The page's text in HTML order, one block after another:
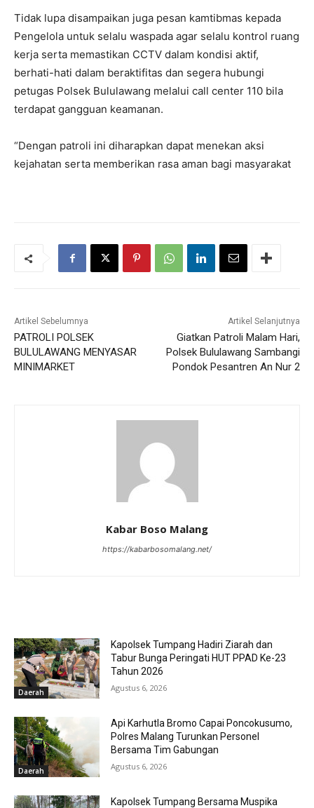
Tidak lupa disampaikan juga pesan kamtibmas kepada
Pengelola untuk selalu waspada agar selalu kontrol ruang
kerja serta memastikan CCTV dalam kondisi aktif,
berhati-hati dalam beraktifitas dan segera hubungi
petugas Polsek Bululawang melalui call center 110 bila
terdapat gangguan keamanan.
“Dengan patroli ini diharapkan dapat menekan aksi
kejahatan serta memberikan rasa aman bagi masyarakat
Artikel Sebelumnya
PATROLI POLSEK
BULULAWANG MENYASAR
MINIMARKET
Artikel Selanjutnya
Giatkan Patroli Malam Hari,
Polsek Bululawang Sambangi
Pondok Pesantren An Nur 2
Kabar Boso Malang
https://kabarbosomalang.net/
Daerah
Kapolsek Tumpang Hadiri Ziarah dan
Tabur Bunga Peringati HUT PPAD Ke-23
Tahun 2026
Agustus 6, 2026
Daerah
Api Karhutla Bromo Capai Poncokusumo,
Polres Malang Turunkan Personel
Bersama Tim Gabungan
Agustus 6, 2026
Kapolsek Tumpang Bersama Muspika